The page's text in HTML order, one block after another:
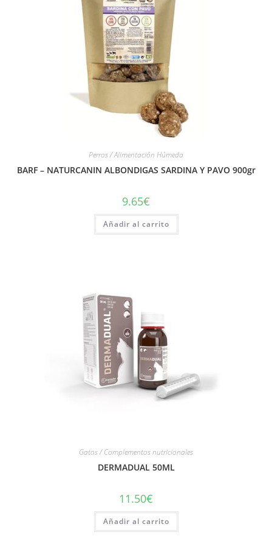
Perros / Alimentación Húmeda
BARF – NATURCANIN ALBONDIGAS SARDINA Y PAVO 900gr
9.65€
Añadir al carrito
Gatos / Complementos nutricionales
DERMADUAL 50ML
11.50€
Añadir al carrito